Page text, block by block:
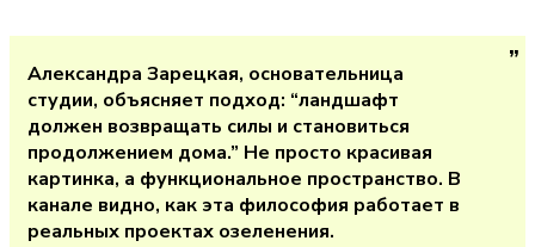
Александра Зарецкая, основательница
студии, объясняет подход: “ландшафт
должен возвращать силы и становиться
продолжением дома.” Не просто красивая
картинка, а функциональное пространство. В
канале видно, как эта философия работает в
реальных проектах озеленения.